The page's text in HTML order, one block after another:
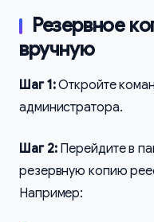
Резервное
вручную
Шаг 1:Откройте
администратора.
Шаг 2:Перейдите в
резервную копию
Например: